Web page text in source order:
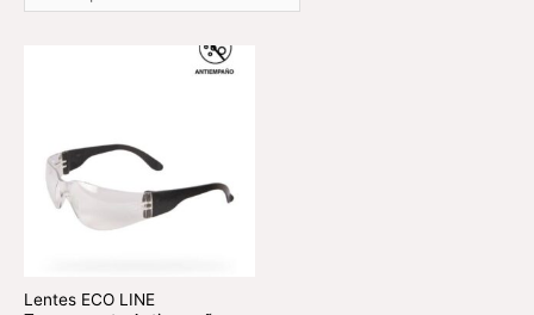
Lentes ECO LINE